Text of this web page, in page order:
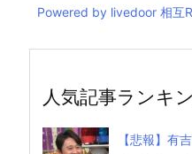
Powered by livedoor 相互
人気記事ランキ
【悲報】有